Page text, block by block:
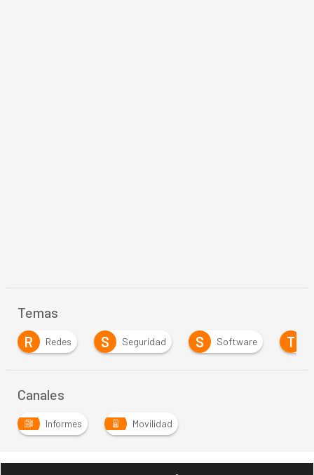
Temas
Redes S Seguridad S Software T
Canales
Informes Movilidad